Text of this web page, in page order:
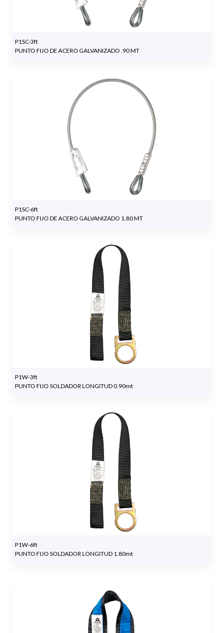
P1SC-3ft
PUNTO FIJO DE ACERO GALVANIZADO .90 MT
P1SC-6ft
PUNTO FIJO DE ACERO GALVANIZADO 1.80 MT
P1W-3ft
PUNTO FIJO SOLDADOR LONGITUD 0.90mt
P1W-6ft
PUNTO FIJO SOLDADOR LONGITUD 1.80mt